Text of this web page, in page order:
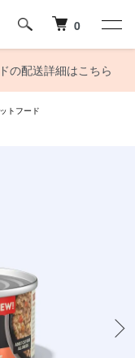
0
の配送詳細はこちら
トフード